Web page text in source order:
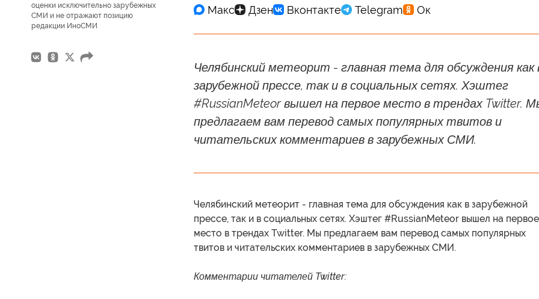
оценки исключительно зарубежных
СМИ и не отражают позицию
редакции ИноСМИ
Челябинский метеорит - главная тема для обсуждения как
зарубежной прессе, так и в социальных сетях. Хэштег
#RussianMeteor вышел на первое место в трендах Twitter.
предлагаем вам перевод самых популярных твитов и
читательских комментариев в зарубежных СМИ.
Челябинский метеорит - главная тема для обсуждения как в зарубежной
прессе, так и в социальных сетях. Хэштег #RussianMeteor вышел на первое
место в трендах Twitter. Мы предлагаем вам перевод самых популярных
твитов и читательских комментариев в зарубежных СМИ.
Комментарии читателей Twitter: